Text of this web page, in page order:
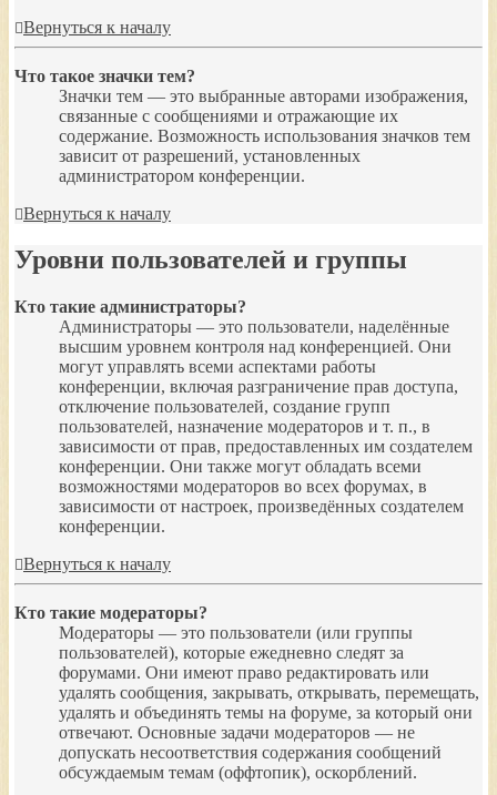
Вернуться к началу
Что такое значки тем?
Значки тем — это выбранные авторами изображения,
связанные с сообщениями и отражающие их
содержание. Возможность использования значков тем
зависит от разрешений, установленных
администратором конференции.
Вернуться к началу
Уровни пользователей и группы
Кто такие администраторы?
Администраторы — это пользователи, наделённые
высшим уровнем контроля над конференцией. Они
могут управлять всеми аспектами работы
конференции, включая разграничение прав доступа,
отключение пользователей, создание групп
пользователей, назначение модераторов и т. п., в
зависимости от прав, предоставленных им создателем
конференции. Они также могут обладать всеми
возможностями модераторов во всех форумах, в
зависимости от настроек, произведённых создателем
конференции.
Вернуться к началу
Кто такие модераторы?
Модераторы — это пользователи (или группы
пользователей), которые ежедневно следят за
форумами. Они имеют право редактировать или
удалять сообщения, закрывать, открывать, перемещать,
удалять и объединять темы на форуме, за который они
отвечают. Основные задачи модераторов — не
допускать несоответствия содержания сообщений
обсуждаемым темам (оффтопик), оскорблений.